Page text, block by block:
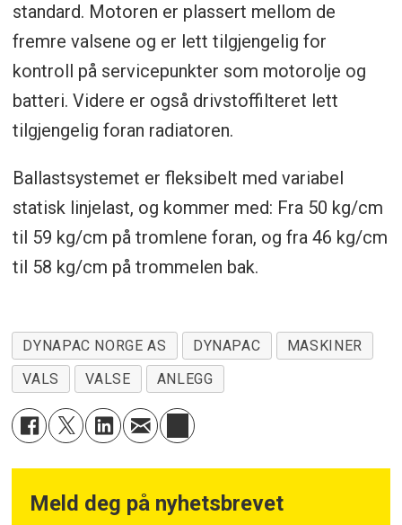
standard. Motoren er plassert mellom de
fremre valsene og er lett tilgjengelig for
kontroll på servicepunkter som motorolje og
batteri. Videre er også drivstoffilteret lett
tilgjengelig foran radiatoren.
Ballastsystemet er fleksibelt med variabel
statisk linjelast, og kommer med: Fra 50 kg/cm
til 59 kg/cm på tromlene foran, og fra 46 kg/cm
til 58 kg/cm på trommelen bak.
DYNAPAC NORGE AS DYNAPAC
MASKINER
VALS
VALSE ANLEGG
Meld deg på nyhetsbrevet